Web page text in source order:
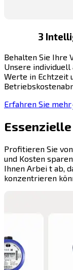
3
Behalten Sie Ihre
Unsere individuell
Werte in Echtzeit
Erfahren Sie mehr
Profitieren Sie
und Kosten
Ihnen Arbei t ab,
konzentrieren